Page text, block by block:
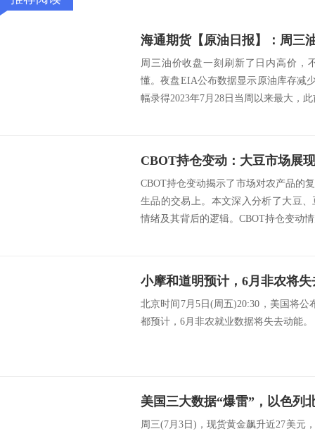
周三油价收盘一刻刷新了日内高价，
懂。夜盘EIA公布数据显示原油库存减
幅录得2023年7月28日当周以来最大，
CBOT持仓变动揭示了市场对农产品的
生品的交易上。本文深入分析了大豆
情绪及其背后的逻辑。CBOT持仓变动
小摩和道明预计，6月非农将
北京时间7月5日(周五)20:30，美国将
都预计，6月非农就业数据将失去动能。
周三(7月3日)，现货黄金飙升近27美元